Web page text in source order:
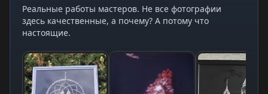
Реальные работы мастеров. Не все фотографии
здесь качественные, а почему? А потому что
настоящие.